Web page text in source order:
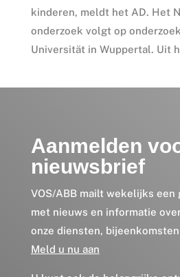
kinderen, meldt het AD. Het
onderzoek volgt op
Universität in Wuppertal. Uit
Aanmelden
nieuwsbrief
VOS/ABB mailt wekelijks
met nieuws en informatie
onze diensten,
Meld u nu aan